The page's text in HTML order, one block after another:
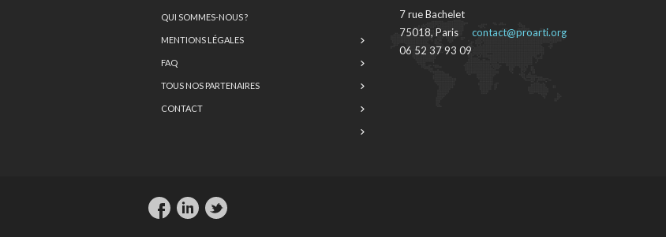
QUI SOMMES-NOUS ?
MENTIONS LÉGALES
FAQ
TOUS NOS PARTENAIRES
CONTACT
7 rue Bachelet
75018, Paris
06 52 37 93 09
contact@proarti.org